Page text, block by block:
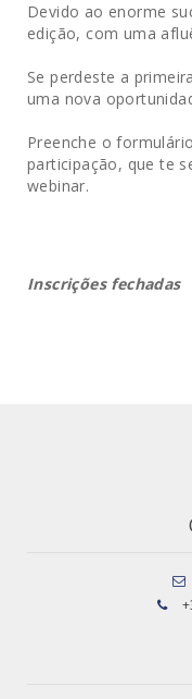
Devido ao enorme
edição, com uma
Se perdeste a
uma nova
Preenche o
participação, que te
webinar.
Inscrições fechadas